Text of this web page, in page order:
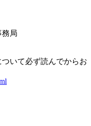
務局
いて必ず読んでからお